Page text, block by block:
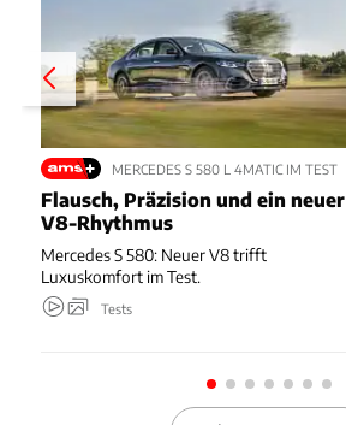
MERCEDES S 580 L 4MATIC IM TEST
Flausch, Präzision und ein neuer
V8-Rhythmus
Mercedes S 580: Neuer V8 trifft
Luxuskomfort im Test.
Tests